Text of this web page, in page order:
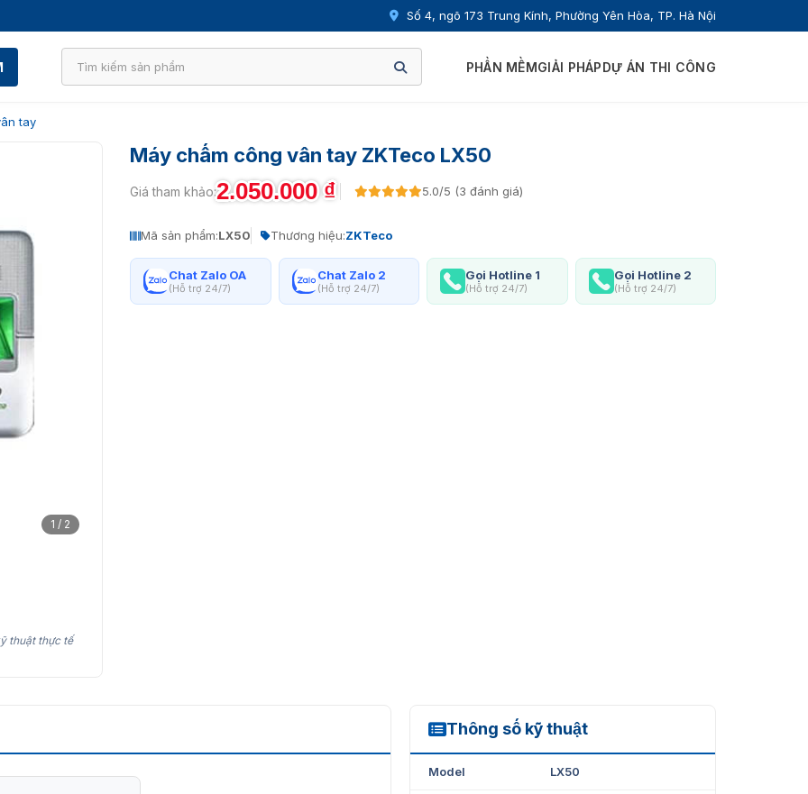
Số 4, ngõ 173 Trung Kính, Phường Yên Hòa, TP. Hà Nội
PHẦN MỀMGIẢI PHÁPDỰ ÁN THI CÔNG
tay
1 / 2
thuật thực tế
Máy chấm công vân tay ZKTeco LX50
Giá tham khảo:2.050.000₫ 5.0/5 (3 đánh giá)
Mã sản phẩm:LX50 Thương hiệu:ZKTeco
Chat Zalo OA
(Hỗ trợ 24/7)
Chat Zalo 2
(Hỗ trợ 24/7)
Gọi Hotline 1
(Hỗ trợ 24/7)
Gọi Hotline 2
(Hỗ trợ 24/7)
Thông số kỹ thuật
LX50
Model LX50